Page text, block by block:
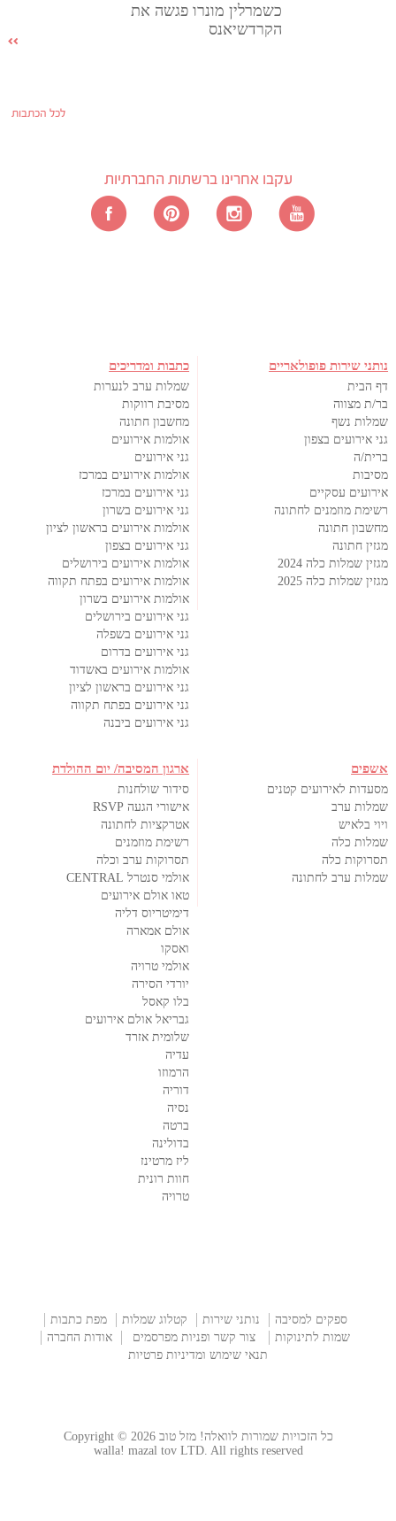
כשמרלין מונרו פגשה את
הקרדשיאנס
לכל הכתבות
עקבו אחרינו ברשתות החברתיות
נותני שירות פופולאריים
דף הבית
בר/ת מצווה
שמלות נשף
גני אירועים בצפון
ברית/ה
מסיבות
אירועים עסקיים
רשימת מוזמנים לחתונה
מחשבון חתונה
מגזין חתונה
מגזין שמלות כלה 2024
מגזין שמלות כלה 2025
כתבות ומדריכים
שמלות ערב לנערות
מסיבת רווקות
מחשבון חתונה
אולמות אירועים
גני אירועים
אולמות אירועים במרכז
גני אירועים במרכז
גני אירועים בשרון
אולמות אירועים בראשון לציון
גני אירועים בצפון
אולמות אירועים בירושלים
אולמות אירועים בפתח תקווה
אולמות אירועים בשרון
גני אירועים בירושלים
גני אירועים בשפלה
גני אירועים בדרום
אולמות אירועים באשדוד
גני אירועים בראשון לציון
גני אירועים בפתח תקווה
גני אירועים ביבנה
אשפים
מסעדות לאירועים קטנים
שמלות ערב
ויוי בלאיש
שמלות כלה
תסרוקות כלה
שמלות ערב לחתונה
ארגון המסיבה/ יום ההולדת
סידור שולחנות
אישורי הגעה RSVP
אטרקציות לחתונה
רשימת מוזמנים
תסרוקות ערב וכלה
אולמי סנטרל CENTRAL
טאו אולם אירועים
דימיטריוס דליה
אולם אמארה
ואסקו
אולמי טרויה
יורדי הסירה
בלו קאסל
גבריאל אולם אירועים
שלומית אזרד
עדיה
הרמוזו
דוריה
נסיה
ברטה
בדולינה
ליז מרטינז
חוות רונית
טרויה
ספקים למסיבה נותני שירות קטלוג שמלות
מפת כתבות
שמות לתינוקות
צור קשר ופניות מפרסמים
אודות החברה
תנאי שימוש ומדיניות פרטיות
כל הזכויות שמורות לוואלה! מזל טוב Copyright © 2026
walla! mazal tov LTD. All rights reserved